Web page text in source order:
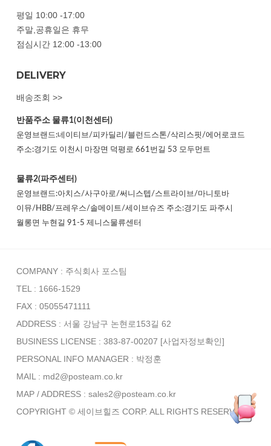
평일 10:00 -17:00
주말,공휴일은 휴무
점심시간 12:00 -13:00
DELIVERY
배송조회 >>
반품주소 물류1(이천센터)
운영브랜드:네이티브/피카딜리/블런드스톤/삭리스핏/에어로코드
주소:경기도 이천시 마장면 덕평로 661번길 53 모두먼트
물류2(파주센터)
운영브랜드:아치스/사구아로/써니스텝/스트라이브/마니토바
이뮤/HBB/프레우스/솔메이트/세이브슈즈 주소:경기도 파주시
월롱면 누현길 91-5 제니스물류센터
COMPANY : 주식회사 포스팀
TEL : 1666-1529
FAX : 05055471111
ADDRESS : 서울 강남구 논현로153길 62
BUSINESS LICENSE : 383-87-00207 [사업자정보확인]
PERSONAL INFO MANAGER : 박정훈
MAIL : md2@posteam.co.kr
MAP / ADDRESS : sales2@posteam.co.kr
COPYRIGHT © 세이브힐즈 CORP. ALL RIGHTS RESERVED.